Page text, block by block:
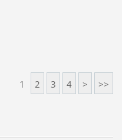
1 2 3 4 > >>